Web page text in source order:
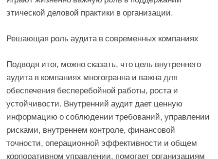
этической деловой практики в организации.
Решающая роль аудита в современных компаниях
Подводя итог, можно сказать, что цель внутреннего
аудита в компаниях многогранна и важна для
обеспечения бесперебойной работы, роста и
устойчивости. Внутренний аудит дает ценную
информацию о соблюдении требований, управлении
рисками, внутреннем контроле, финансовой
точности, операционной эффективности и общем
корпоративном управлении. помогает организациям